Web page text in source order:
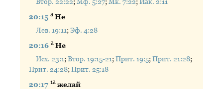
Втор. 22:22;Мф. 5:27;Мк. 7:22;Иак. 2:11
20:15а Не
Лев. 19:11;Эф. 4:28
20:16а Не
Исх. 23:1;Втор. 19:15-21;Прит. 19:5;Прит. 21:28;
Прит. 24:28;Прит. 25:18
20:171а желай